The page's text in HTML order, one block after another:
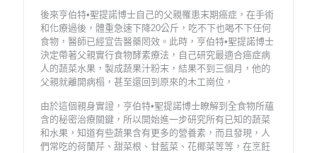
後來亨伯特•聖提諾博士自己的父親罹患末期癌症，在手術
和化療過後，體重急速下降20公斤，吃不下也喝不下任何
食物，醫師已經宣告醫藥罔效。此時，亨伯特•聖提諾博士
決定帶著父親實行食物酵素療法，自己研究最適合癌症病
人的蔬菜水果，製成蔬果汁粉末，結果不到三個月，他的
父親就離開病榻，甚至還回到原來的木工崗位，
由於這個親身實證，亨伯特•聖提諾博士瞭解到全食物所蘊
含的秘密治療關鍵，所以開始進一步研究所有已知的蔬菜
和水果，知道有些蔬果含有更多的營養素，而且發現，人
們常吃的荷蘭芹、甜菜根、甘藍菜、花椰菜等等，在烹飪